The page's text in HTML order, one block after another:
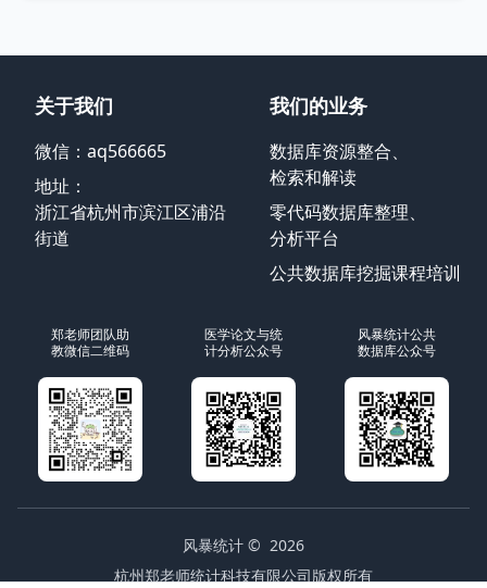
关于我们
微信：aq566665
地址：
浙江省杭州市滨江区浦沿
街道
我们的业务
数据库资源整合、
检索和解读
零代码数据库整理、
分析平台
公共数据库挖掘课程培训
郑老师团队助
教微信二维码
医学论文与统
计分析公众号
风暴统计公共
数据库公众号
风暴统计 © 2026
杭州郑老师统计科技有限公司版权所有